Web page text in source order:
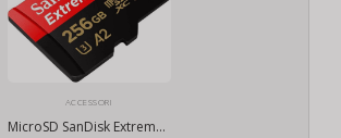
ACCESSORI
MicroSD SanDisk Extreme PRO 256Gb